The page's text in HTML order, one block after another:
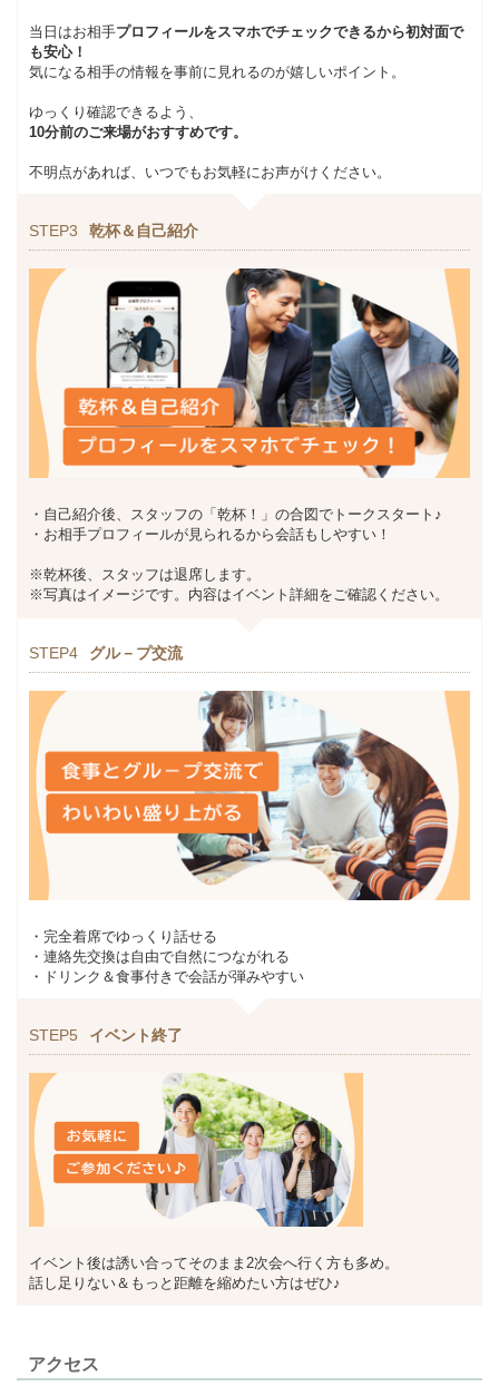
当日はお相手プロフィールをスマホでチェックできるから初対面で
も安心！
気になる相手の情報を事前に見れるのが嬉しいポイント。
ゆっくり確認できるよう、
10分前のご来場がおすすめです。
不明点があれば、いつでもお気軽にお声がけください。
STEP3 乾杯＆自己紹介
・自己紹介後、スタッフの「乾杯！」の合図でトークスタート♪
・お相手プロフィールが見られるから会話もしやすい！
※乾杯後、スタッフは退席します。
※写真はイメージです。内容はイベント詳細をご確認ください。
STEP4 グル－プ交流
・完全着席でゆっくり話せる
・連絡先交換は自由で自然につながれる
・ドリンク＆食事付きで会話が弾みやすい
STEP5 イベント終了
イベント後は誘い合ってそのまま2次会へ行く方も多め。
話し足りない＆もっと距離を縮めたい方はぜひ♪
アクセス